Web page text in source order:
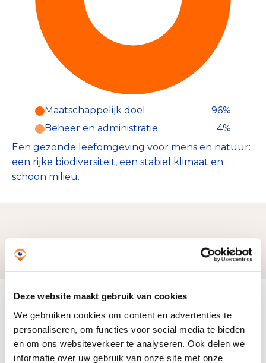
Deze website maakt gebruik van cookies
We gebruiken cookies om content en advertenties te
personaliseren, om functies voor social media te bieden
en om ons websiteverkeer te analyseren. Ook delen we
informatie over uw gebruik van onze site met onze
Maatschappelijk doel
96%
Beheer en administratie
4%
Een gezonde leefomgeving voor mens en natuur:
een rijke biodiversiteit, een stabiel klimaat en
schoon milieu.
Zo bereiken we ons doel
Doelbesteding (2024)
€ 5.481.596